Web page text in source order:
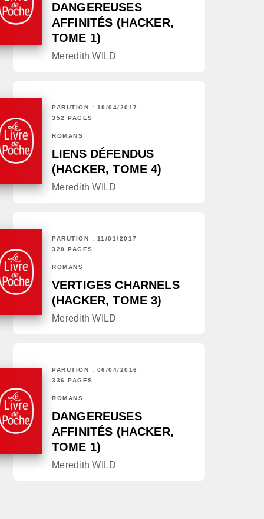
DANGEREUSES
AFFINITÉS (HACKER,
TOME 1)
Meredith WILD
PARUTION : 19/04/2017
352 PAGES
ROMANS
LIENS DÉFENDUS
(HACKER, TOME 4)
Meredith WILD
PARUTION : 11/01/2017
320 PAGES
ROMANS
VERTIGES CHARNELS
(HACKER, TOME 3)
Meredith WILD
PARUTION : 06/04/2016
336 PAGES
ROMANS
DANGEREUSES
AFFINITÉS (HACKER,
TOME 1)
Meredith WILD